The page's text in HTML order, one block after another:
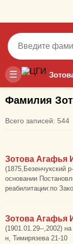
☰
Фамилия
Всего записей: 544
Зотова Агафья
(1875,Безенчукский
основании
реабилитации:по
Зотова Агафья
(1901.01.29--,2002)
н, Тимирязева 21-10